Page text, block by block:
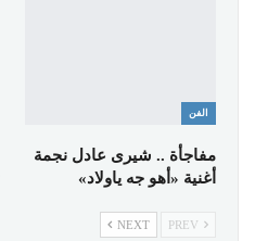
الفن
مفاجأة .. شيرى عادل نجمة
أغنية «أهو جه ياولاد»
NEXT